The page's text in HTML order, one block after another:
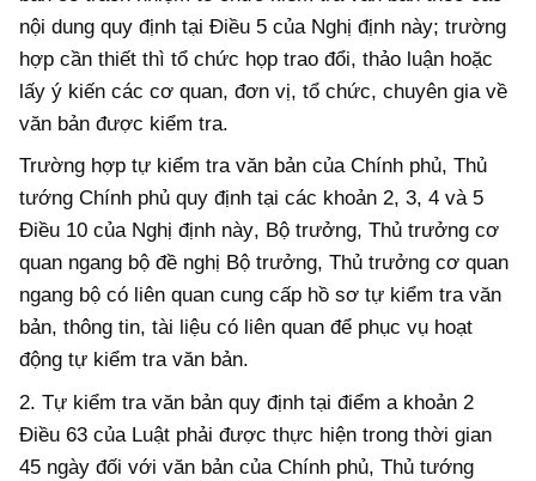
nội dung quy định tại Điều 5 của Nghị định này; trường
hợp cần thiết thì tổ chức họp trao đổi, thảo luận hoặc
lấy ý kiến các cơ quan, đơn vị, tổ chức, chuyên gia về
văn bản được kiểm tra.
Trường hợp tự kiểm tra văn bản của Chính phủ, Thủ
tướng Chính phủ quy định tại các khoản 2, 3, 4 và 5
Điều 10 của Nghị định này, Bộ trưởng, Thủ trưởng cơ
quan ngang bộ đề nghị Bộ trưởng, Thủ trưởng cơ quan
ngang bộ có liên quan cung cấp hồ sơ tự kiểm tra văn
bản, thông tin, tài liệu có liên quan để phục vụ hoạt
động tự kiểm tra văn bản.
2. Tự kiểm tra văn bản quy định tại điểm a khoản 2
Điều 63 của Luật phải được thực hiện trong thời gian
45 ngày đối với văn bản của Chính phủ, Thủ tướng